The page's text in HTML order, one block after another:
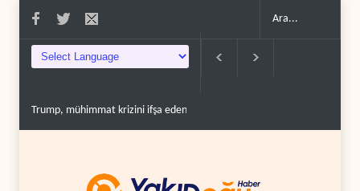
krizini ifşa edenleri tehdit etti..